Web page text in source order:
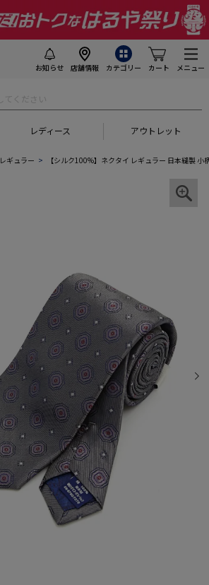
お知らせ 店舗情報 カテゴリー カート メニュー
レディース アウトレット
レギュラー 【シルク100%】ネクタイ レギュラー 日本縫製 小